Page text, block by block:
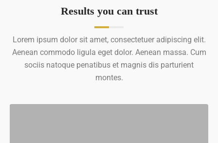
Results you can trust
Lorem ipsum dolor sit amet, consectetuer adipiscing elit.
Aenean commodo ligula eget dolor. Aenean massa. Cum
sociis natoque penatibus et magnis dis parturient
montes.